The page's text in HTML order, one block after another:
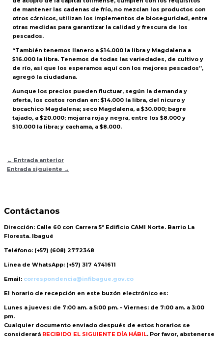
de mantener las cadenas de frío, no mezclan los productos con
otros cárnicos, utilizan los implementos de bioseguridad, entre
otras medidas para garantizar la calidad y frescura de los
pescados.
“También tenemos llanero a $14.000 la libra y Magdalena a
$16.000 la libra. Tenemos de todas las variedades, de cultivo y
de río, así que los esperamos aquí con los mejores pescados”,
agregó la ciudadana.
Aunque los precios pueden fluctuar, según la demanda y
oferta, los costos rondan en: $14.000 la libra, del nicuro y
bocachico Magdalena; seco Magdalena, a $30.000; bagre
tajado, a $20.000; mojarra roja y negra, entre los $8.000 y
$10.000 la libra; y cachama, a $8.000.
← Entrada anterior
Entrada siguiente →
Contáctanos
Dirección: Calle 60 con Carrera 5ª Edificio CAMI Norte. Barrio La
Floresta. Ibagué
Teléfono: (+57) (608) 2772348
Línea de WhatsApp: (+57) 317 4741611
Email: correspondencia@infibague.gov.co
El horario de recepción en este buzón electrónico es:
Lunes a jueves: de 7:00 am. a 5:00 pm. – Viernes: de 7:00 am. a 3:00
pm.
Cualquier documento enviado después de estos horarios se
considerará RECIBIDO EL SIGUIENTE DÍA HÁBIL. Por favor, abstenerse